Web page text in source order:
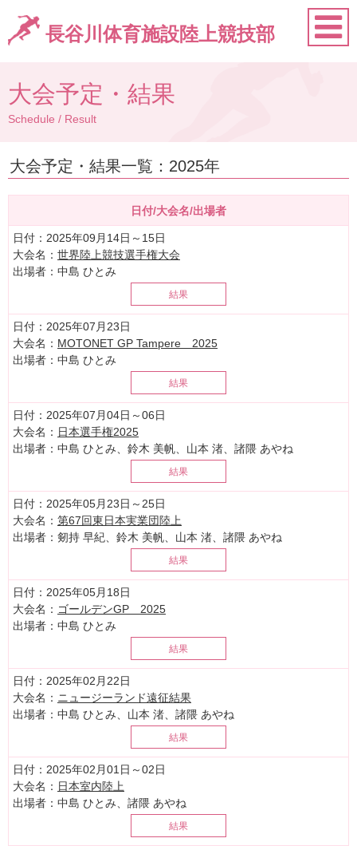
長谷川体育施設陸上競技部
大会予定・結果
Schedule / Result
大会予定・結果一覧：2025年
日付/大会名/出場者
日付 ：2025年09月14日～15日
大会名 ： 世界陸上競技選手権大会
出場者 ：中島 ひとみ
結果
日付 ：2025年07月23日
大会名 ： MOTONET GP Tampere 2025
出場者 ：中島 ひとみ
結果
日付 ：2025年07月04日～06日
大会名 ： 日本選手権2025
出場者 ：中島 ひとみ、鈴木 美帆、山本 渚、諸隈 あやね
結果
日付 ：2025年05月23日～25日
大会名 ： 第67回東日本実業団陸上
出場者 ：剱持 早紀、鈴木 美帆、山本 渚、諸隈 あやね
結果
日付 ：2025年05月18日
大会名 ： ゴールデンGP 2025
出場者 ：中島 ひとみ
結果
日付 ：2025年02月22日
大会名 ： ニュージーランド遠征結果
出場者 ：中島 ひとみ、山本 渚、諸隈 あやね
結果
日付 ：2025年02月01日～02日
大会名 ： 日本室内陸上
出場者 ：中島 ひとみ、諸隈 あやね
結果